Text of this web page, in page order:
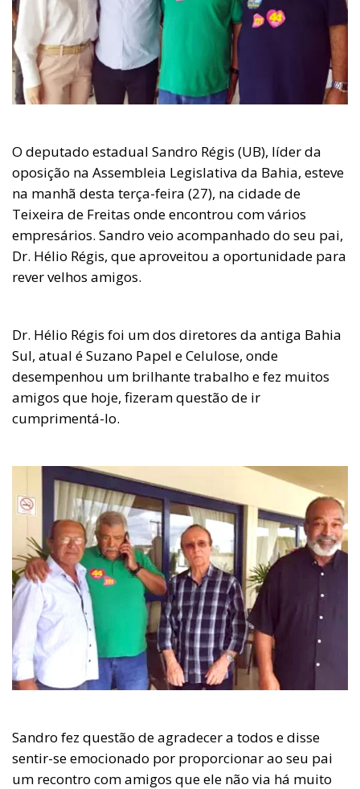
O deputado estadual Sandro Régis (UB), líder da
oposição na Assembleia Legislativa da Bahia, esteve
na manhã desta terça-feira (27), na cidade de
Teixeira de Freitas onde encontrou com vários
empresários. Sandro veio acompanhado do seu pai,
Dr. Hélio Régis, que aproveitou a oportunidade para
rever velhos amigos.
Dr. Hélio Régis foi um dos diretores da antiga Bahia
Sul, atual é Suzano Papel e Celulose, onde
desempenhou um brilhante trabalho e fez muitos
amigos que hoje, fizeram questão de ir
cumprimentá-lo.
Sandro fez questão de agradecer a todos e disse
sentir-se emocionado por proporcionar ao seu pai
um recontro com amigos que ele não via há muito